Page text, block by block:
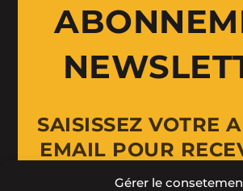
Gérer le
SAISISSEZ VOTRE
EMAIL POUR